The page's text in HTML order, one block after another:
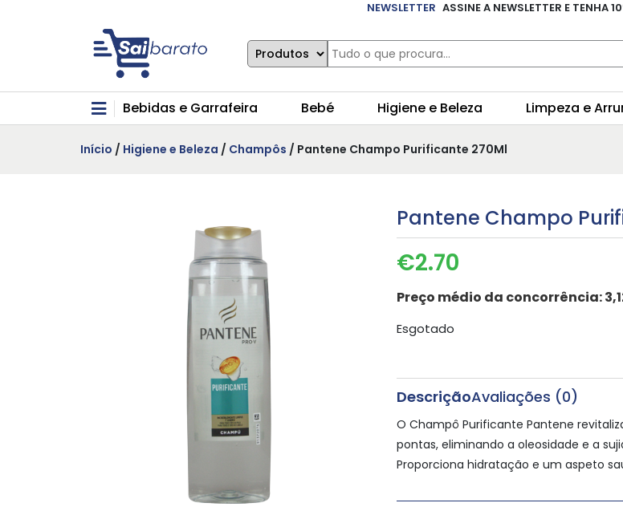
NEWSLETTER ASSINE A NEWSLETTER E TENHA
Bebidas e Garrafeira Bebé Higiene e Beleza Limpeza e
Início / Higiene e Beleza / Champôs / Pantene Champo Purificante 270Ml
Pantene Champo
€2.70
Preço médio da concorrência:
Esgotado
DescriçãoAvaliações (0)
O Champô Purificante Pantene
pontas, eliminando a oleosidade e a
Proporciona hidratação e um aspeto